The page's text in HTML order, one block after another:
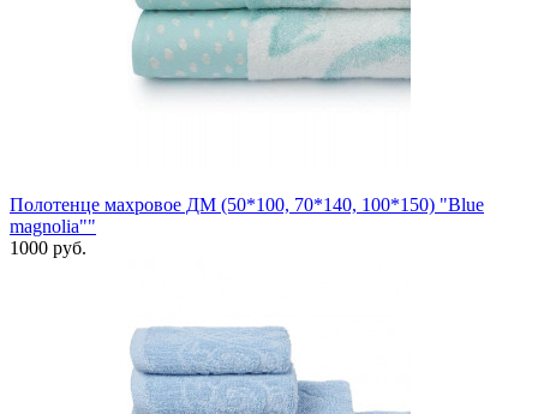
Полотенце махровое ДМ (50*100, 70*140, 100*150) "Blue
magnolia""
1000 руб.